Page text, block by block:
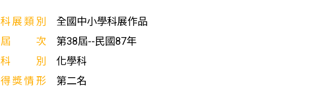
科展類別
全國中小學科展作品
屆次
第38屆--民國87年
科別
化學科
得獎情形
第二名